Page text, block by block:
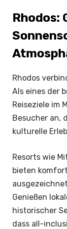
Rhodos:
Rhodos
Als eines der
Reiseziele im
Besucher an,
kulturelle
Resorts wie
bieten
Genießen
historischer
dass all-